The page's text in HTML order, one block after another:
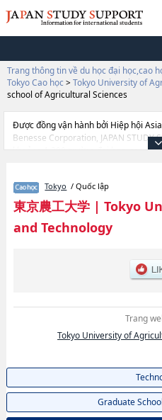
Trang thông tin về du học đại học,cao
Tokyo Cao học > Tokyo University of
school of Agricultural Sciences
Được đồng vận hành bởi Hiệp hội
Benesse Corporation, JAPAN STUDY
khoảng 1.300 trường đại học, cao
and Technology, và thông tin cần
TechnologyhoặcGraduate School of
Agricultural Sciences, thông tin về
quan đến thi tuyển như số lượng
Tokyo / Quốc lập
東京農工大学| Tokyo
and Technology
Trang
Tokyo University of
Graduate